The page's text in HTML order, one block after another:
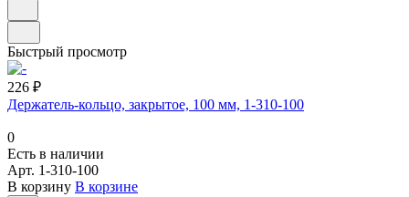
Быстрый просмотр
226 ₽
Держатель-кольцо, закрытое, 100 мм, 1-310-100
0
Есть в наличии
Арт. 1-310-100
В корзину В корзине